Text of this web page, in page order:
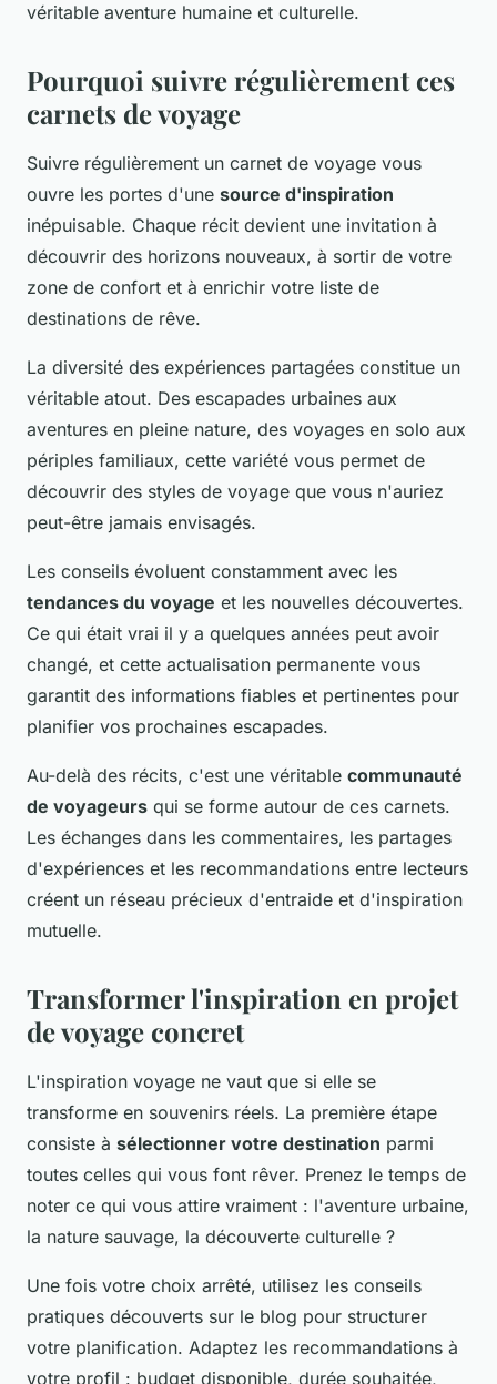
véritable aventure humaine et culturelle.
Pourquoi suivre régulièrement ces
carnets de voyage
Suivre régulièrement un carnet de voyage vous
ouvre les portes d'une source d'inspiration
inépuisable. Chaque récit devient une invitation à
découvrir des horizons nouveaux, à sortir de votre
zone de confort et à enrichir votre liste de
destinations de rêve.
La diversité des expériences partagées constitue un
véritable atout. Des escapades urbaines aux
aventures en pleine nature, des voyages en solo aux
périples familiaux, cette variété vous permet de
découvrir des styles de voyage que vous n'auriez
peut-être jamais envisagés.
Les conseils évoluent constamment avec les
tendances du voyage et les nouvelles découvertes.
Ce qui était vrai il y a quelques années peut avoir
changé, et cette actualisation permanente vous
garantit des informations fiables et pertinentes pour
planifier vos prochaines escapades.
Au-delà des récits, c'est une véritable communauté
de voyageurs qui se forme autour de ces carnets.
Les échanges dans les commentaires, les partages
d'expériences et les recommandations entre lecteurs
créent un réseau précieux d'entraide et d'inspiration
mutuelle.
Transformer l'inspiration en projet
de voyage concret
L'inspiration voyage ne vaut que si elle se
transforme en souvenirs réels. La première étape
consiste à sélectionner votre destination parmi
toutes celles qui vous font rêver. Prenez le temps de
noter ce qui vous attire vraiment : l'aventure urbaine,
la nature sauvage, la découverte culturelle ?
Une fois votre choix arrêté, utilisez les conseils
pratiques découverts sur le blog pour structurer
votre planification. Adaptez les recommandations à
votre profil : budget disponible, durée souhaitée,